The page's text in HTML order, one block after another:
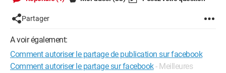
Partager
A voir également:
Comment autoriser le partage de publication sur facebook
Comment autoriser le partage sur facebook- Meilleures